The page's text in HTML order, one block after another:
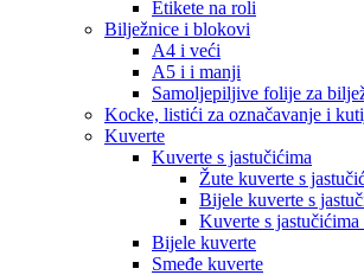
Etikete na roli
Bilježnice i blokovi
A4 i veći
A5 i i manji
Samoljepiljive folije za
Kocke, listići za označavanje i
Kuverte
Kuverte s jastučićima
Žute kuverte s
Bijele kuverte s
Kuverte s
Bijele kuverte
Smeđe kuverte